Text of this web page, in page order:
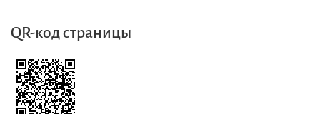
QR-код страницы